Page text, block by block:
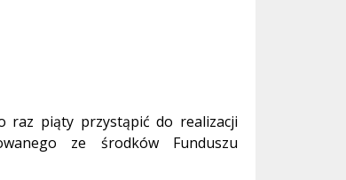
raz piąty przystąpić do realizacji
ze środków Funduszu